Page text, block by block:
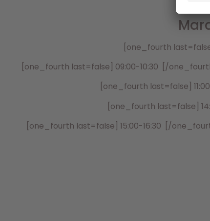
[one_fourth
[one_fourth last=false] 09:00-10:30 [/
[one_fourth last=false]
[one_fourth last=false]
[one_fourth last=false] 15:00-16:30 [/